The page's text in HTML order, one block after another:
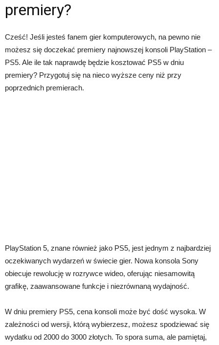
premiery?
Cześć! Jeśli jesteś fanem gier komputerowych, na pewno nie
możesz się doczekać premiery najnowszej konsoli PlayStation –
PS5. Ale ile tak naprawdę będzie kosztować PS5 w dniu
premiery? Przygotuj się na nieco wyższe ceny niż przy
poprzednich premierach.
PlayStation 5, znane również jako PS5, jest jednym z najbardziej
oczekiwanych wydarzeń w świecie gier. Nowa konsola Sony
obiecuje rewolucję w rozrywce wideo, oferując niesamowitą
grafikę, zaawansowane funkcje i niezrównaną wydajność.
W dniu premiery PS5, cena konsoli może być dość wysoka. W
zależności od wersji, którą wybierzesz, możesz spodziewać się
wydatku od 2000 do 3000 złotych. To spora suma, ale pamiętaj,